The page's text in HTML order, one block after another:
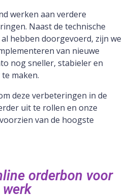
werken aan verdere
Naast de technische
hebben doorgevoerd, zijn we
van nieuwe
nog sneller, stabieler en
maken.
deze verbeteringen in de
uit te rollen en onze
van de hoogste
orderbon voor